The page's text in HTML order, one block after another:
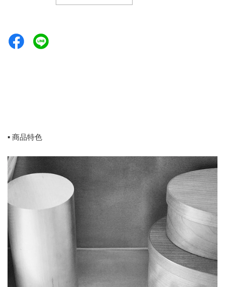
▪️ 商品特色